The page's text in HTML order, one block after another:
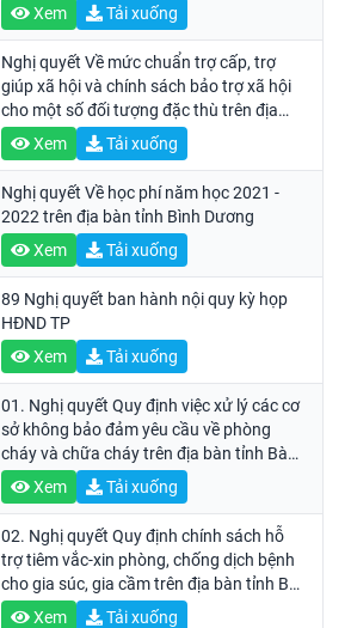
Xem Tải xuống
Nghị quyết Về mức chuẩn trợ cấp, trợ
giúp xã hội và chính sách bảo trợ xã hội
cho một số đối tượng đặc thù trên địa
bàn tỉnh Bình Dương
Xem Tải xuống
Nghị quyết Về học phí năm học 2021 -
2022 trên địa bàn tỉnh Bình Dương
Xem
Tải xuống
89 Nghị quyết ban hành nội quy kỳ họp
HĐND TP
Xem
Tải xuống
01. Nghị quyết Quy định việc xử lý các cơ
sở không bảo đảm yêu cầu về phòng
cháy và chữa cháy trên địa bàn tỉnh Bà
Rịa - Vũng Tàu được đưa vào sử dụng
trước ngày Luật Phòng cháy và chữa
cháy năm 2001 có hiệu lực
Xem Tải xuống
02. Nghị quyết Quy định chính sách hỗ
trợ tiêm vắc-xin phòng, chống dịch bệnh
cho gia súc, gia cầm trên địa bàn tỉnh Bà
Rịa - Vũng Tàu giai đoạn 2021-2025
Xem Tải xuống